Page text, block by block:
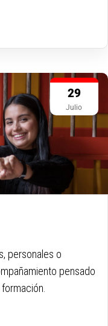
29
Julio
personales o
pensado